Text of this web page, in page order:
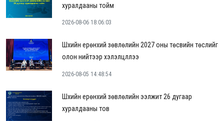
хуралдааны тойм
2026-08-06 18:06:03
Шүүхийн ерөнхий зөвлөлийн 2027 оны төсвийн төслийг
олон нийтээр хэлэлцүүллээ
2026-08-05 14:48:54
Шүүхийн ерөнхий зөвлөлийн ээлжит 26 дугаар
хуралдааны тов